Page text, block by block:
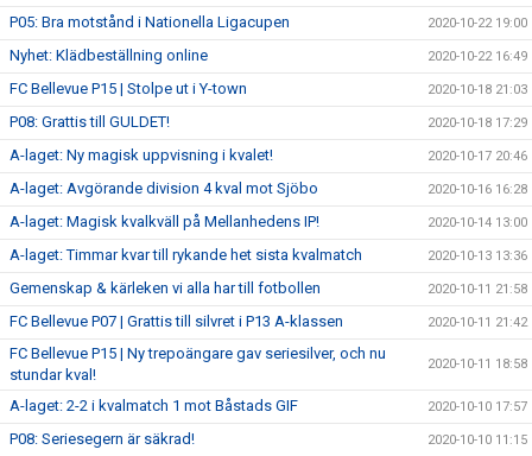
P05: Bra motstånd i Nationella Ligacupen 2020-10-22 19:00
Nyhet: Klädbeställning online 2020-10-22 16:49
FC Bellevue P15 | Stolpe ut i Y-town 2020-10-18 21:03
P08: Grattis till GULDET! 2020-10-18 17:29
A-laget: Ny magisk uppvisning i kvalet! 2020-10-17 20:46
A-laget: Avgörande division 4 kval mot Sjöbo 2020-10-16 16:28
A-laget: Magisk kvalkväll på Mellanhedens IP! 2020-10-14 13:00
A-laget: Timmar kvar till rykande het sista kvalmatch 2020-10-13 13:36
Gemenskap & kärleken vi alla har till fotbollen 2020-10-11 21:58
FC Bellevue P07 | Grattis till silvret i P13 A-klassen 2020-10-11 21:42
FC Bellevue P15 | Ny trepoängare gav seriesilver, och nu
stundar kval!
2020-10-11 18:58
A-laget: 2-2 i kvalmatch 1 mot Båstads GIF 2020-10-10 17:57
P08: Seriesegern är säkrad! 2020-10-10 11:15